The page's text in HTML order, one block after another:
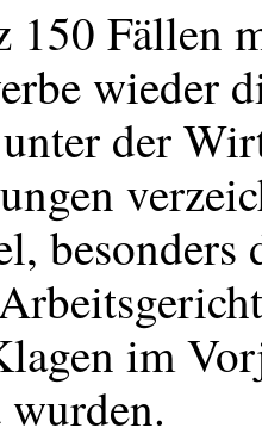
Fällen
wieder
der
im